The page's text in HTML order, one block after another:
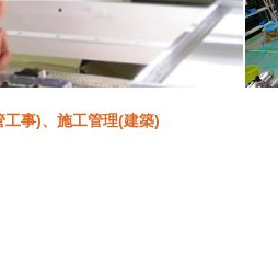
事)、施工管理(建築)